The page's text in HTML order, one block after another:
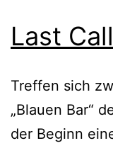
Last Call
Treffen sich
„Blauen Bar“
der Beginn